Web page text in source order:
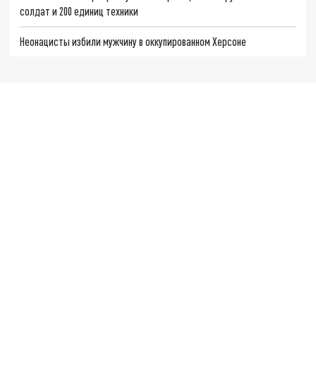
солдат и 200 единиц техники
Неонацисты избили мужчину в оккупированном Херсоне